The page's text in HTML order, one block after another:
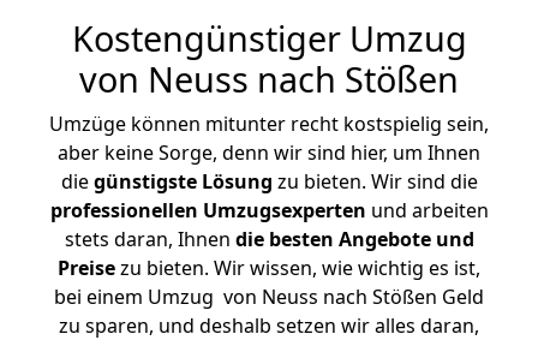
Kostengünstiger Umzug
von Neuss nach Stößen
Umzüge können mitunter recht kostspielig sein,
aber keine Sorge, denn wir sind hier, um Ihnen
diegünstigste Lösung zu bieten. Wir sind die
professionellen Umzugsexperten und arbeiten
stets daran, Ihnen die besten Angebote und
Preisezu bieten. Wir wissen, wie wichtig es ist,
bei einem Umzug von Neuss nach Stößen Geld
zu sparen, und deshalb setzen wir alles daran,